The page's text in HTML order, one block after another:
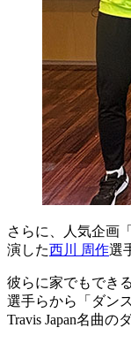
さらに、人気企画
演した西川 周作選
彼らに家でもでき
選手らから「ダン
Travis Japan名曲の